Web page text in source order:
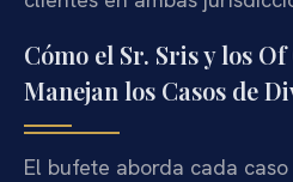
Cómo el Sr. Sris y los
Manejan los Casos de
El bufete aborda cada